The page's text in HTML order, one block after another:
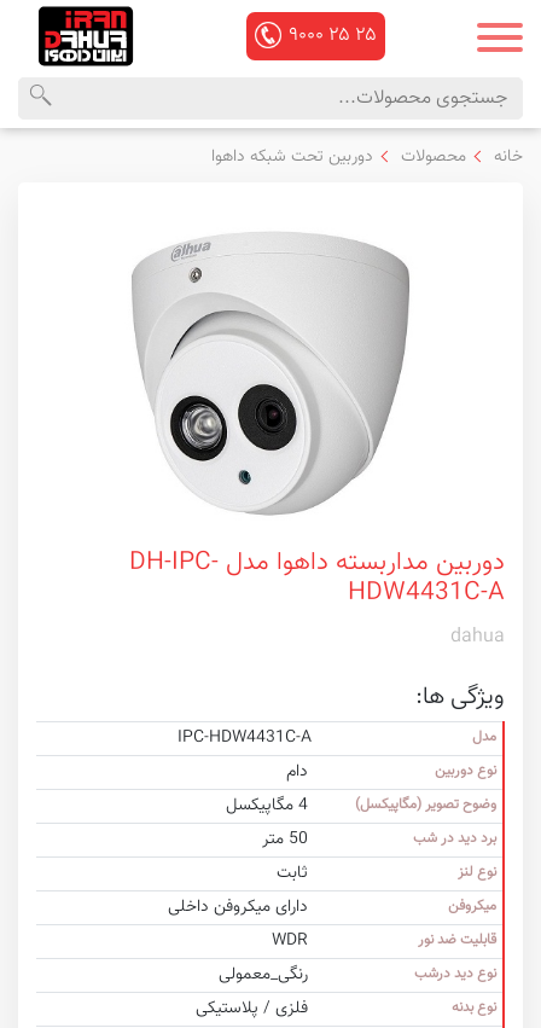
۹۰۰۰ ۲۵ ۲۵
محصولات
منوی
اصلی
خانه محصولات دوربین تحت شبکه داهوا
دوربین مداربسته داهوا مدل DH-IPC-
HDW4431C-A
dahua
ویژگی ها:
مدل IPC-HDW4431C-A
نوع دوربین دام
وضوح تصویر (مگاپیکسل) 4 مگاپیکسل
برد دید در شب 50 متر
نوع لنز ثابت
میکروفن دارای میکروفن داخلی
قابلیت ضد نور WDR
نوع دید درشب رنگی_معمولی
نوع بدنه فلزی / پلاستیکی